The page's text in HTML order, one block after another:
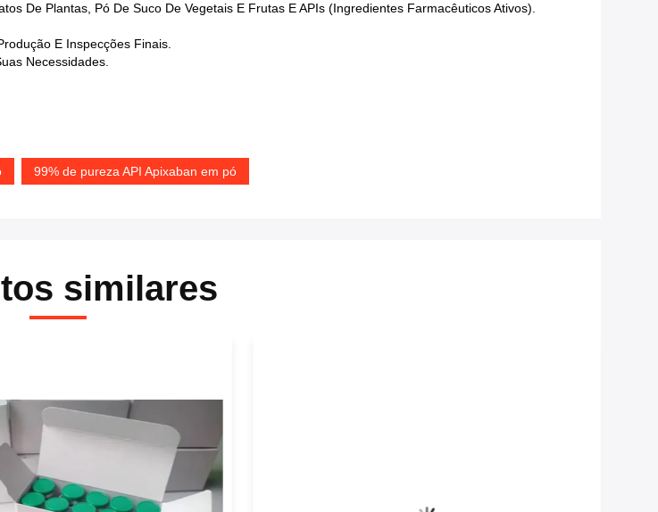
De Plantas, Pó De Suco De Vegetais E Frutas E APIs (ingredientes Farmacêuticos Ativos).
E Inspecções Finais.
Necessidades.
99% de pureza API Apixaban em pó
similares